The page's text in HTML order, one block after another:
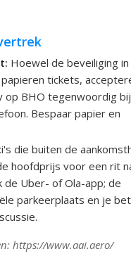
Hoewel de beveiliging in
tickets,
op BHO tegenwoordig
Bespaar papier en
die buiten de
hoofdprijs voor een rit
de Uber- of Ola-app; de
parkeerplaats en je
https://www.aai.aero/